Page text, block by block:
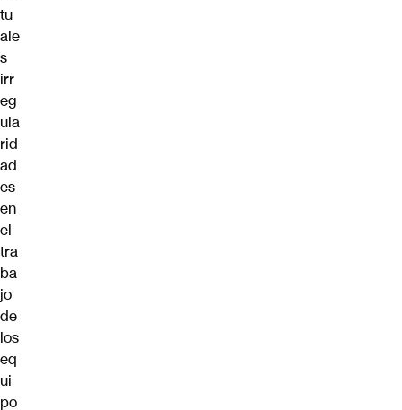
tu
ale
s
irr
eg
ula
rid
ad
es
en
el
tra
ba
jo
de
los
eq
ui
po